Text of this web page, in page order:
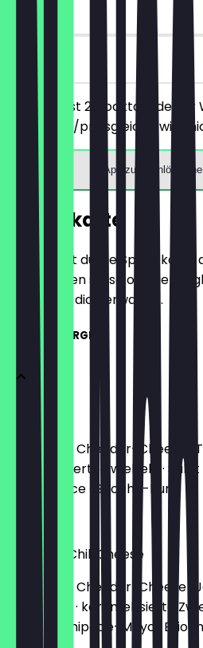
30 Tage
vor Ort
Du bestellst 2 Cocktails deiner
günstigere/preisgleiche wird
App zum Einlösen
Speisekarte
Hier findest du die
aktualisieren sie so oft wie
weißt, was dich erwartet.
CLASSIC BURGER
Cheesy
100% Beef · Cheddar-Cheese ·
karamellisierte Zwiebeln ·
Burgersauce · Brioche-Bun
11,90 €
New York Chili Cheese
100% Beef · Cheddar-Cheese ·
Essiggurke · karamellisierte
Sauce & Chipotle-Mayo ·